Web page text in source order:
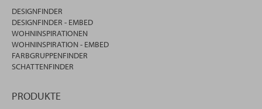
DESIGNFINDER
DESIGNFINDER - EMBED
WOHNINSPIRATIONEN
WOHNINSPIRATION - EMBED
FARBGRUPPENFINDER
SCHATTENFINDER
PRODUKTE